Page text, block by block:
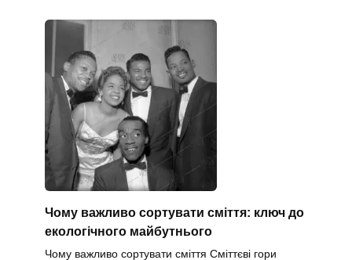
Чому важливо сортувати сміття: ключ до
екологічного майбутнього
Чому важливо сортувати сміття Сміттєві гори